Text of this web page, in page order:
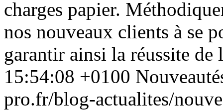
charges papier.
nos nouveaux clients à se
garantir ainsi la réussite
15:54:08 +0100
pro.fr/blog-actualites/